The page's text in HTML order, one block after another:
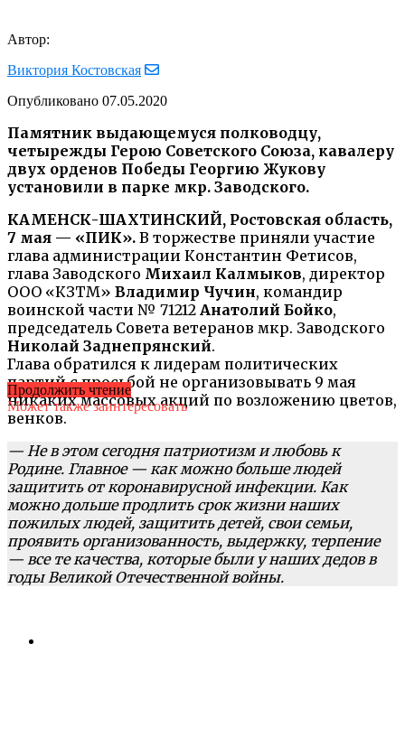
Автор:
Виктория Костовская
Опубликовано 07.05.2020
Памятник выдающемуся полководцу,
четырежды Герою Советского Союза, кавалеру
двух орденов Победы Георгию Жукову
установили в парке мкр. Заводского.
КАМЕНСК-ШАХТИНСКИЙ, Ростовская область,
7 мая — «ПИК». В торжестве приняли участие
глава администрации Константин Фетисов,
глава Заводского Михаил Калмыков, директор
ООО «КЗТМ» Владимир Чучин, командир
воинской части № 71212 Анатолий Бойко,
председатель Совета ветеранов мкр. Заводского
Николай Заднепрянский.
Глава обратился к лидерам политических
партий с просьбой не организовывать 9 мая
никаких массовых акций по возложению цветов,
венков.
— Не в этом сегодня патриотизм и любовь к
Родине. Главное — как можно больше людей
защитить от коронавирусной инфекции. Как
можно дольше продлить срок жизни наших
пожилых людей, защитить детей, свои семьи,
проявить организованность, выдержку, терпение
— все те качества, которые были у наших дедов в
годы Великой Отечественной войны.
Продолжить чтение
Может также заинтересовать